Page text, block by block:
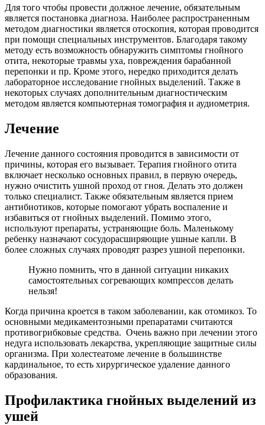
Для того чтобы провести должное лечение, обязательным
является постановка диагноза. Наиболее распространенным
методом диагностики является отоскопия, которая проводится
при помощи специальных инструментов. Благодаря такому
методу есть возможность обнаружить симптомы гнойного
отита, некоторые травмы уха, повреждения барабанной
перепонки и пр. Кроме этого, нередко приходится делать
лабораторное исследование гнойных выделений. Также в
некоторых случаях дополнительным диагностическим
методом является компьютерная томография и аудиометрия.
Лечение
Лечение данного состояния проводится в зависимости от
причины, которая его вызывает. Терапия гнойного отита
включает несколько основных правил, в первую очередь,
нужно очистить ушной проход от гноя. Делать это должен
только специалист. Также обязательным является прием
антибиотиков, которые помогают убрать воспаление и
избавиться от гнойных выделений. Помимо этого,
используют препараты, устраняющие боль. Маленькому
ребенку назначают сосудорасширяющие ушные капли. В
более сложных случаях проводят разрез ушной перепонки.
Нужно помнить, что в данной ситуации никаких
самостоятельных согревающих компрессов делать
нельзя!
Когда причина кроется в таком заболевании, как отомикоз. То
основными медикаментозными препаратами считаются
противогрибковые средства. Очень важно при лечении этого
недуга использовать лекарства, укрепляющие защитные силы
организма. При холестеатоме лечение в большинстве
кардинальное, то есть хирургическое удаление данного
образования.
Профилактика гнойных выделений из
ушей